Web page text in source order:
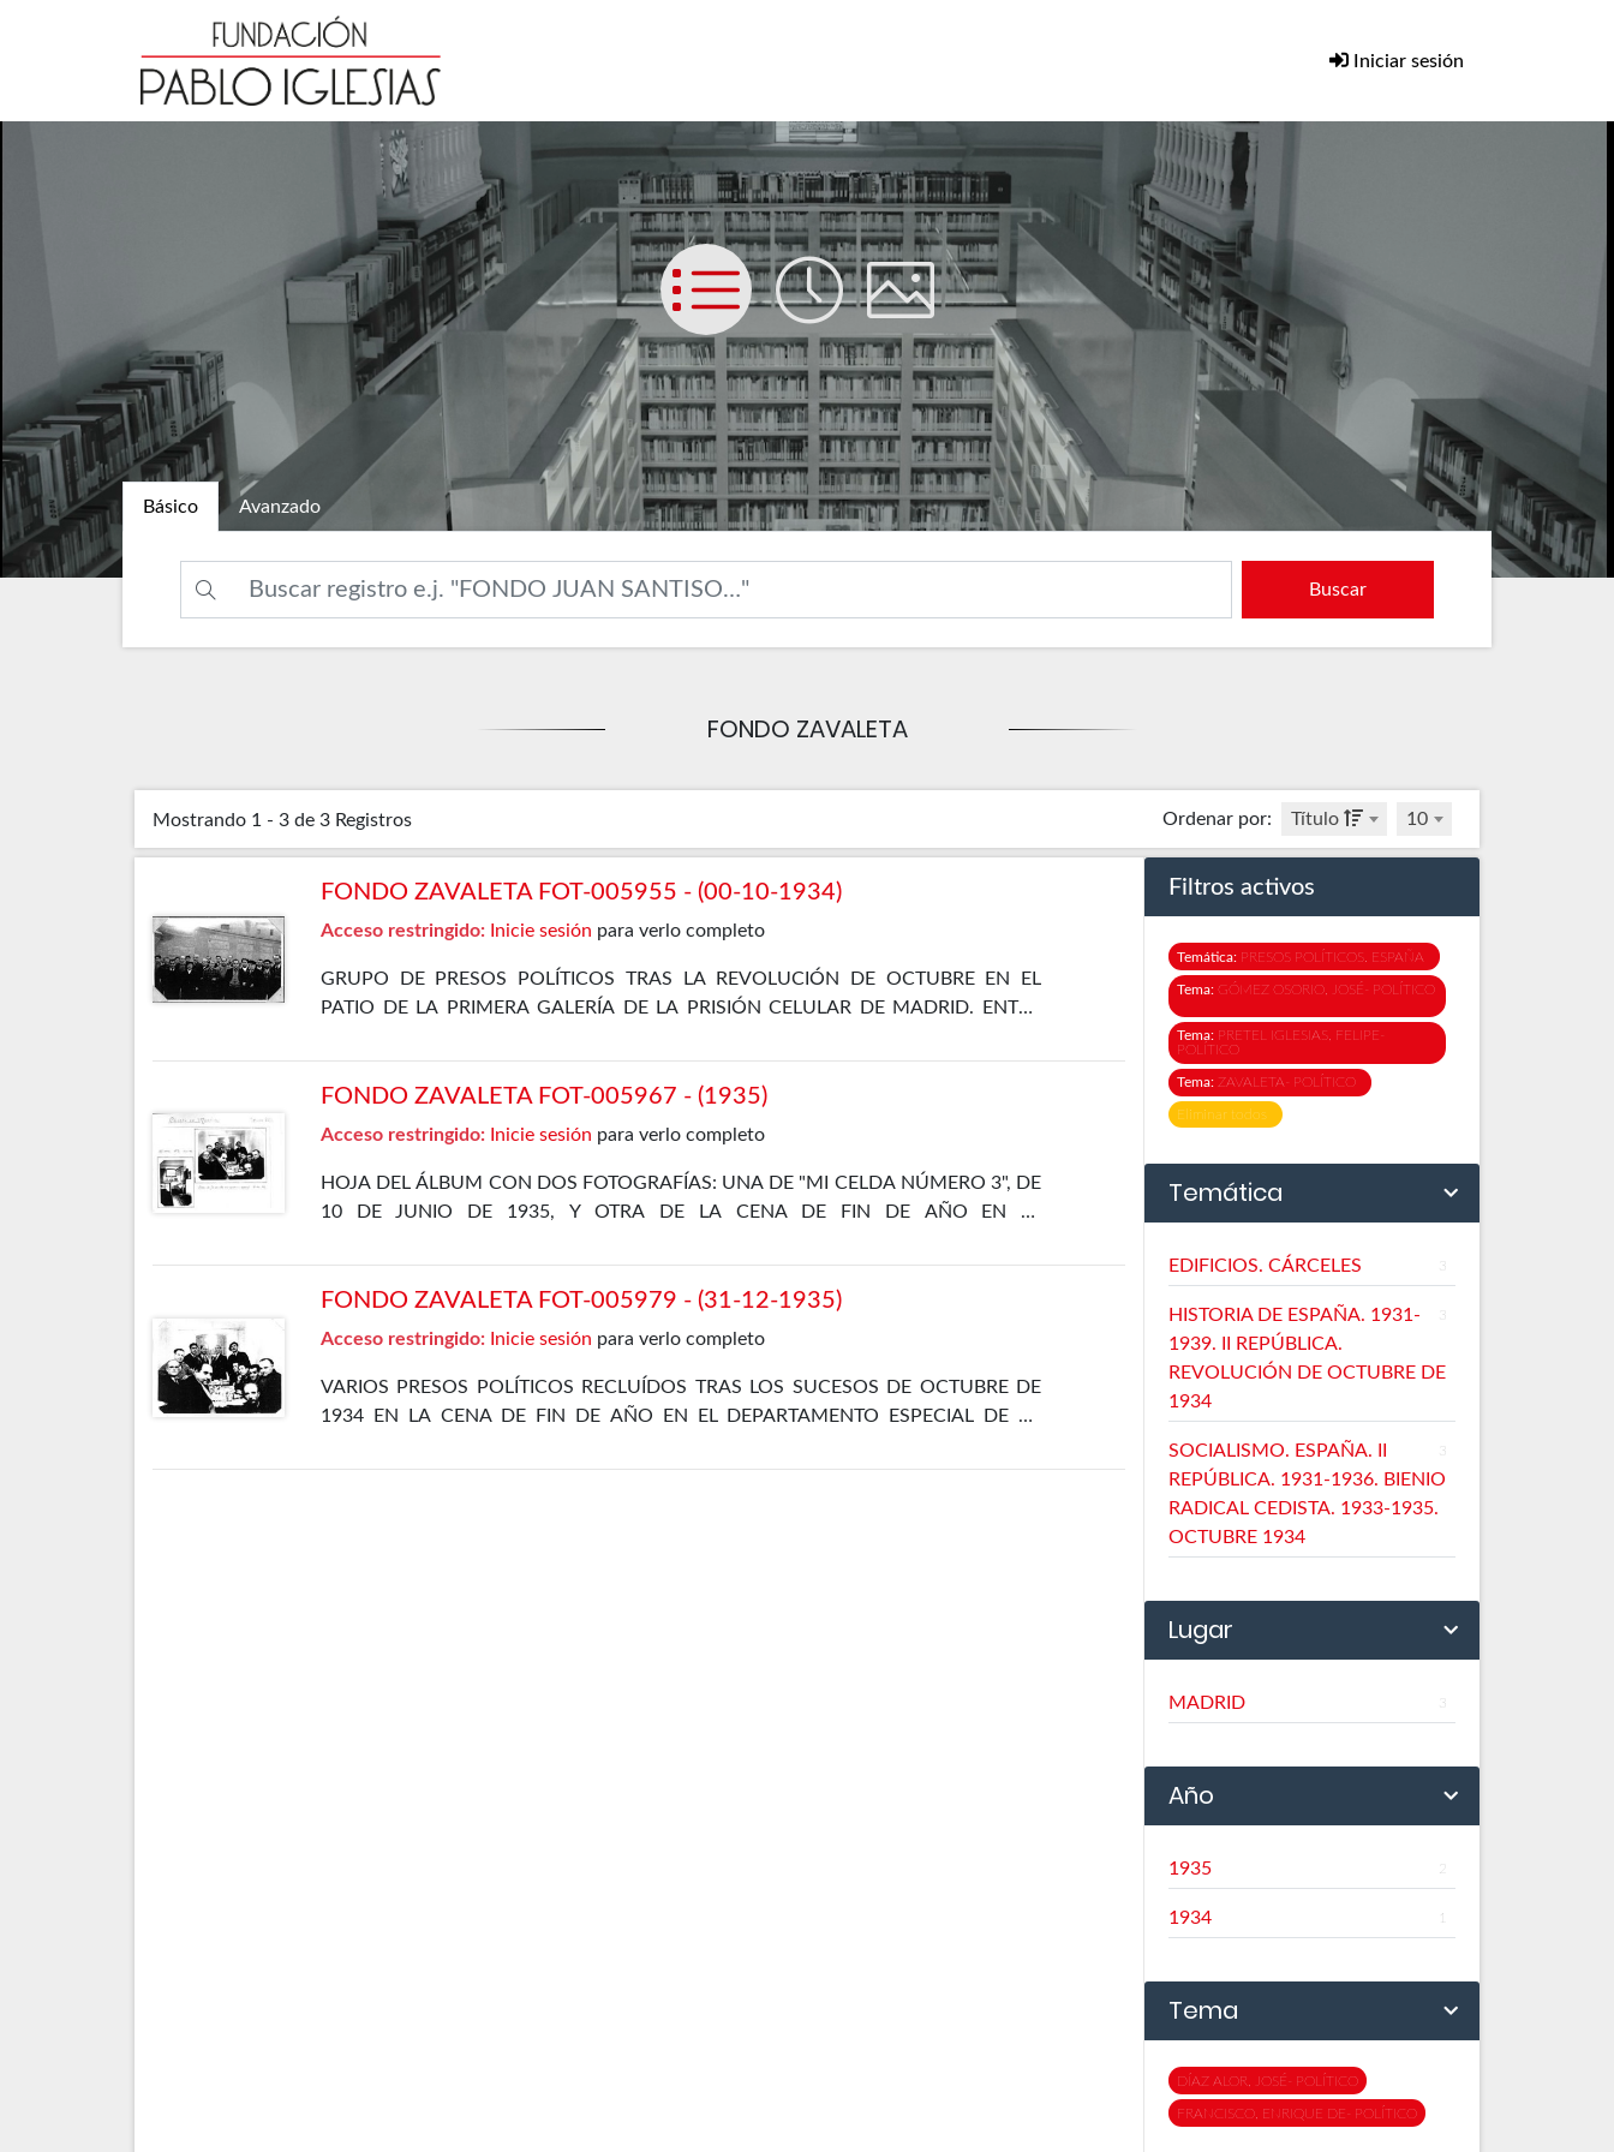
Iniciar sesión
List Time Picture
Básico Avanzado
Buscar
FONDO ZAVALETA
Mostrando 1 - 3 de 3 Registros Ordenar por: Título 10
FONDO ZAVALETA FOT-005955 - (00-10-1934)
Acceso restringido: Inicie sesión para verlo completo
GRUPO DE PRESOS POLÍTICOS TRAS LA REVOLUCIÓN DE OCTUBRE EN EL
PATIO DE LA PRIMERA GALERÍA DE LA PRISIÓN CELULAR DE MADRID. ENTRE
GÓMEZ OSORIO, PETREL Y JOSÉ DÍAZ ALOR
FONDO ZAVALETA FOT-005967 - (1935)
Acceso restringido: Inicie sesión para verlo completo
HOJA DEL ÁLBUM CON DOS FOTOGRAFÍAS: UNA DE "MI CELDA NÚMERO 3", DE
10 DE JUNIO DE 1935, Y OTRA DE LA CENA DE FIN DE AÑO EN EL
FONDO ZAVALETA FOT-005979 - (31-12-1935)
Acceso restringido: Inicie sesión para verlo completo
VARIOS PRESOS POLÍTICOS RECLUÍDOS TRAS LOS SUCESOS DE OCTUBRE DE
1934 EN LA CENA DE FIN DE AÑO EN EL DEPARTAMENTO ESPECIAL DE LA
Filtros activos
Temática: PRESOS POLÍTICOS. ESPAÑA
Tema: GÓMEZ OSORIO, JOSÉ- POLÍTICO
Tema: PRETEL IGLESIAS, FELIPE-
POLÍTICO
Tema: ZAVALETA- POLÍTICO
Eliminar todos
Temática
3
EDIFICIOS. CÁRCELES
3
HISTORIA DE ESPAÑA. 1931-
1939. II REPÚBLICA.
REVOLUCIÓN DE OCTUBRE DE
1934
3
SOCIALISMO. ESPAÑA. II
REPÚBLICA. 1931-1936. BIENIO
RADICAL CEDISTA. 1933-1935.
OCTUBRE 1934
Lugar
3
MADRID
Año
1935
1
1934
Tema
DÍAZ ALOR, JOSÉ- POLÍTICO
FRANCISCO, ENRIQUE DE- POLÍTICO